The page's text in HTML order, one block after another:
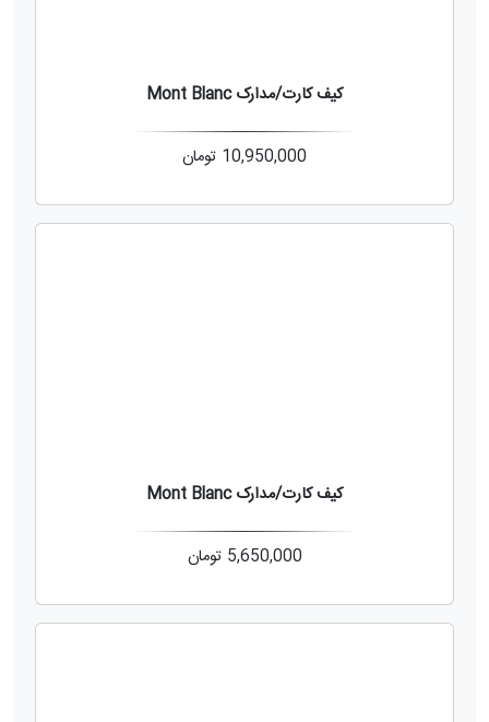
کیف کارت/مدارک Mont Blanc
10,950,000 تومان
کیف کارت/مدارک Mont Blanc
5,650,000 تومان